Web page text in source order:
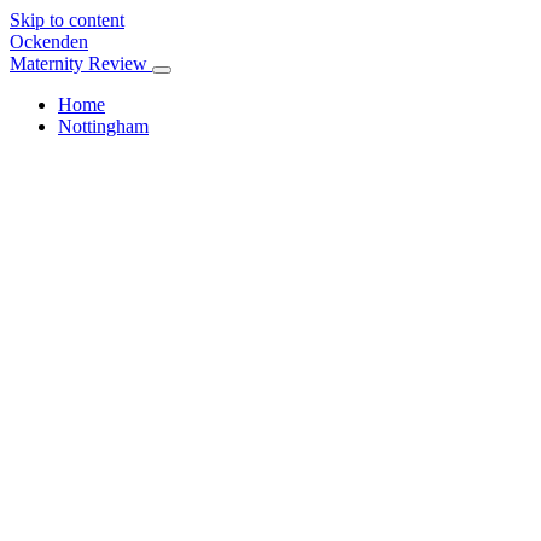
Skip to content
Ockenden
Maternity Review
Home
Nottingham